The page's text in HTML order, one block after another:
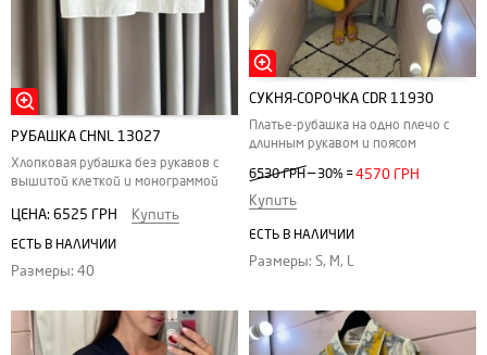
РУБАШКА CHNL 13027
Хлопковая рубашка без рукавов с
вышитой клеткой и монограммой
ЦЕНА: 6525 ГРН Купить
ЕСТЬ В НАЛИЧИИ
Размеры: 40
СУКНЯ-СОРОЧКА CDR 11930
Платье-рубашка на одно плечо с
длинным рукавом и поясом
6530 ГРН — 30% =4570 ГРН
Купить
ЕСТЬ В НАЛИЧИИ
Размеры: S, M, L